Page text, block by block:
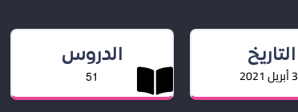
التاريخ الدروس
51